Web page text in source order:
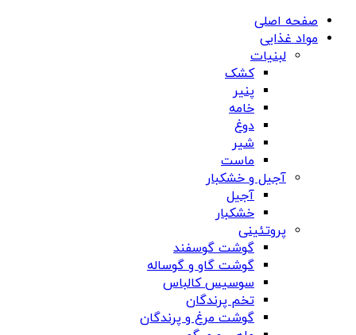
صفحه اصلی
مواد غذایی
لبنیات
کشک
پنیر
خامه
دوغ
شیر
ماست
آجیل و خشکبار
آجیل
خشکبار
پروتئینی
گوشت گوسفند
گوشت گاو و گوساله
سوسیس کالباس
تخم پرندگان
گوشت مرغ و پرندگان